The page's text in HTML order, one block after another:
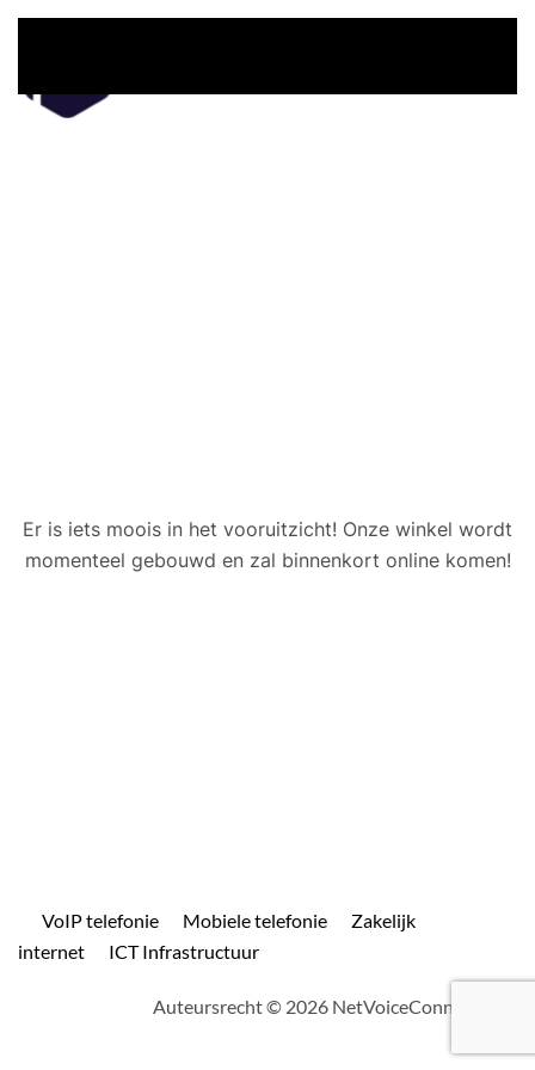
Er is iets moois in het vooruitzicht! Onze winkel wordt
momenteel gebouwd en zal binnenkort online komen!
VoIP telefonie Mobiele telefonie
Zakelijk
internet
ICT Infrastructuur
Auteursrecht © 2026 NetVoiceConnect.com